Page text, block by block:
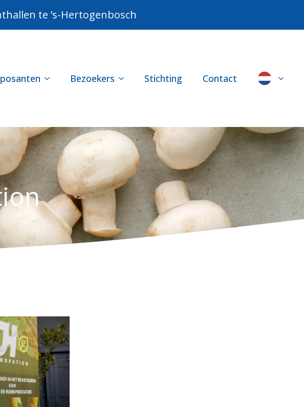
te ’s-Hertogenbosch
Bezoekers Stichting Contact